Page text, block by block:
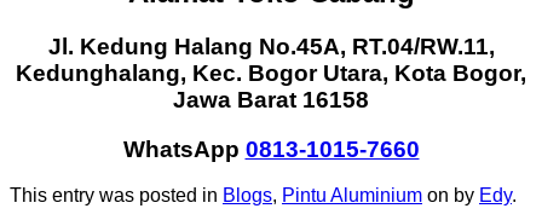
Jl. Kedung Halang No.45A, RT.04/RW.11,
Kedunghalang, Kec. Bogor Utara, Kota Bogor,
Jawa Barat 16158
WhatsApp 0813-1015-7660
This entry was posted in Blogs, Pintu Aluminium on by Edy.